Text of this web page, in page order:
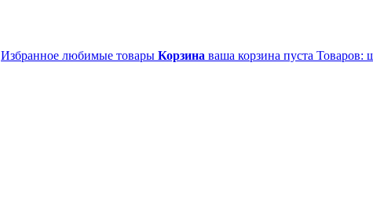
Избранное любимые товары Корзина ваша корзина пуста Товаров: